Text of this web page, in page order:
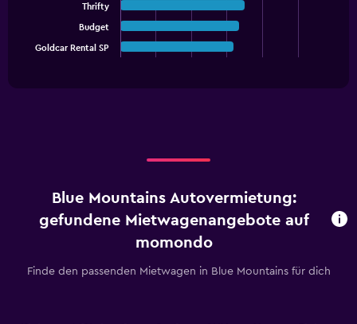
chart
chart
has
axis
Range:
Thrifty
Budget
Goldcar Rental SP
End
Blue Mountains Autovermietung:
gefundene Mietwagenangebote auf
momondo
Finde den passenden Mietwagen in Blue Mountains für dich